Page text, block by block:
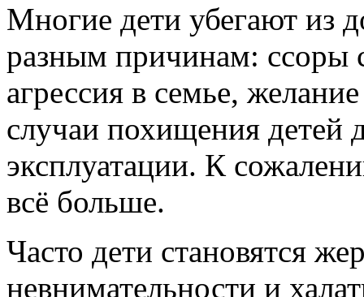
Многие дети убегают из
разным причинам: ссоры
агрессия в семье,
случаи похищения детей
эксплуатации. К
всё больше.
Часто дети становятся
невнимательности и